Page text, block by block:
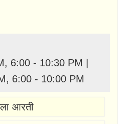
6:00 - 10:30 PM |
6:00 - 10:00 PM
आरती